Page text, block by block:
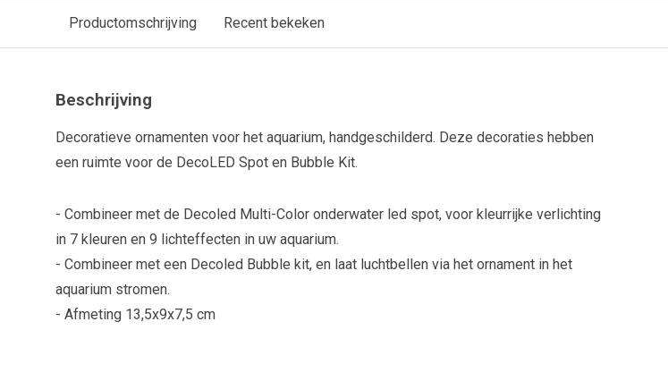
Productomschrijving Recent bekeken
Beschrijving
Decoratieve ornamenten voor het aquarium, handgeschilderd. Deze decoraties hebben
een ruimte voor de DecoLED Spot en Bubble Kit.
- Combineer met de Decoled Multi-Color onderwater led spot, voor kleurrijke verlichting
in 7 kleuren en 9 lichteffecten in uw aquarium.
- Combineer met een Decoled Bubble kit, en laat luchtbellen via het ornament in het
aquarium stromen.
- Afmeting 13,5x9x7,5 cm